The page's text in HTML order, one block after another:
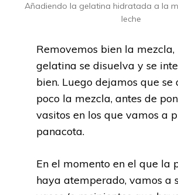
Añadiendo la gelatina hidratada a la
leche
Removemos bien la
gelatina se disuelva y se
bien. Luego dejamos que
poco la mezcla, antes de
vasitos en los que vamos a
panacota.
En el momento en el que la
haya atemperado, vamos a